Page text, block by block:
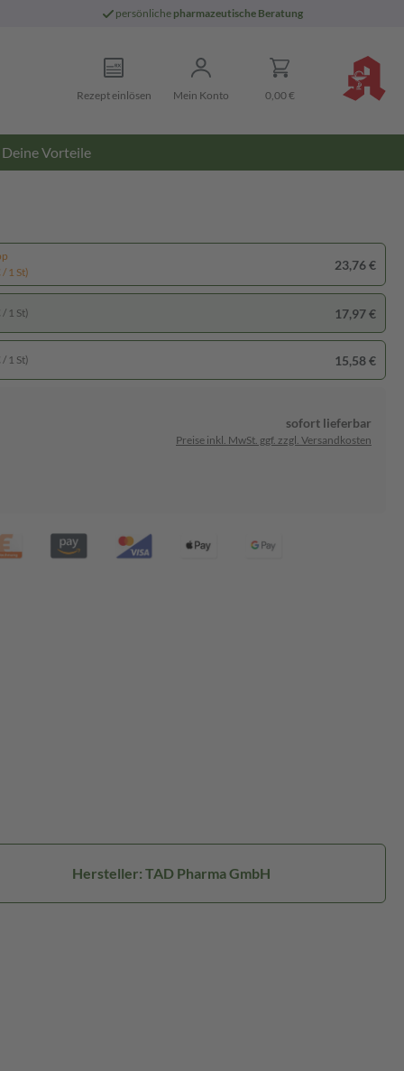
persönliche pharmazeutische Beratung
Rezept einlösen Mein Konto 0,00 €
Deine Vorteile
1 St)
23,76 €
1 St) 17,97 €
1 St) 15,58 €
sofort lieferbar
Preise inkl. MwSt. ggf. zzgl. Versandkosten
Hersteller: TAD Pharma GmbH